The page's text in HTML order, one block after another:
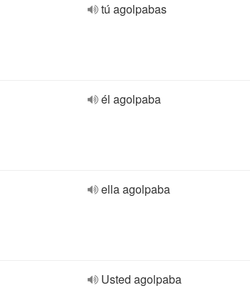
tú agolpabas
él agolpaba
ella agolpaba
Usted agolpaba